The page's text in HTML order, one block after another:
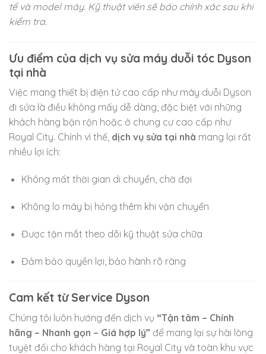
tế và model máy. Kỹ thuật viên sẽ báo chính xác sau khi
kiểm tra.
Ưu điểm của dịch vụ sửa máy duỗi tóc Dyson
tại nhà
Việc mang thiết bị điện tử cao cấp như máy duỗi Dyson
đi sửa là điều không mấy dễ dàng, đặc biệt với những
khách hàng bận rộn hoặc ở chung cư cao cấp như
Royal City. Chính vì thế, dịch vụ sửa tại nhà mang lại rất
nhiều lợi ích:
Không mất thời gian di chuyển, chờ đợi
Không lo máy bị hỏng thêm khi vận chuyển
Được tận mắt theo dõi kỹ thuật sửa chữa
Đảm bảo quyền lợi, bảo hành rõ ràng
Cam kết từ Service Dyson
Chúng tôi luôn hướng đến dịch vụ “Tận tâm – Chính
hãng – Nhanh gọn – Giá hợp lý” để mang lại sự hài lòng
tuyệt đối cho khách hàng tại Royal City và toàn khu vực